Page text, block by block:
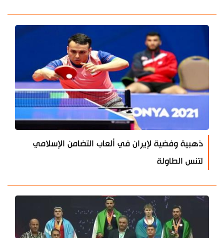
ذهبية وفضية لإيران في ألعاب التضامن الإسلامي
لتنس الطاولة